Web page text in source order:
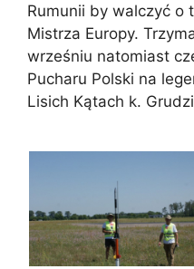
Rumunii by walczyć o
Mistrza Europy.
wrześniu natomiast
Pucharu Polski na
Lisich Kątach k.